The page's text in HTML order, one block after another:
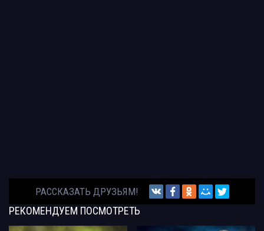
РАССКАЗАТЬ ДРУЗЬЯМ!
РЕКОМЕНДУЕМ ПОСМОТРЕТЬ